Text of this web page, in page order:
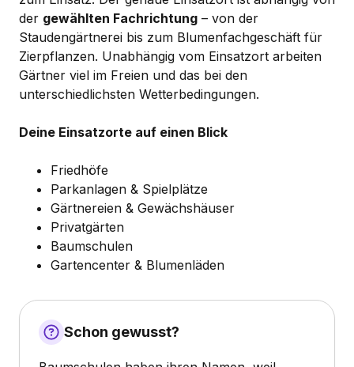
der gewählten Fachrichtung – von der
Staudengärtnerei bis zum Blumenfachgeschäft für
Zierpflanzen. Unabhängig vom Einsatzort arbeiten
Gärtner viel im Freien und das bei den
unterschiedlichsten Wetterbedingungen.
Deine Einsatzorte auf einen Blick
Friedhöfe
Parkanlagen & Spielplätze
Gärtnereien & Gewächshäuser
Privatgärten
Baumschulen
Gartencenter & Blumenläden
Schon gewusst?